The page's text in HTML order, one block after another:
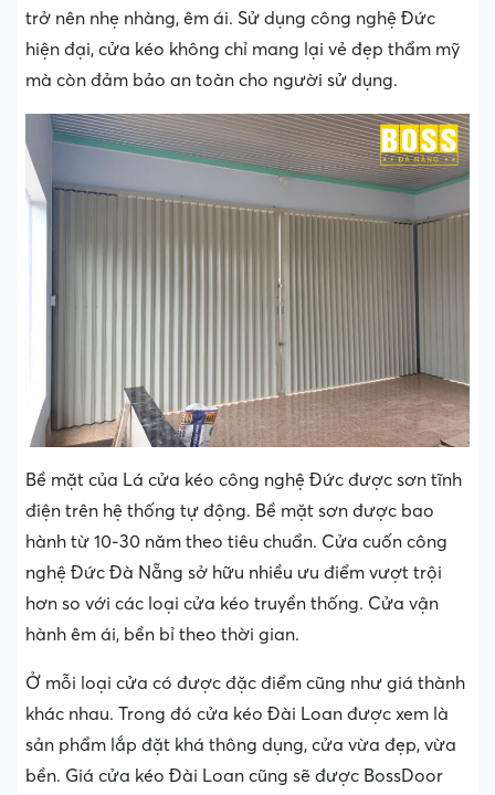
trở nên nhẹ nhàng, êm ái. Sử dụng công nghệ Đức
hiện đại, cửa kéo không chỉ mang lại vẻ đẹp thẩm mỹ
mà còn đảm bảo an toàn cho người sử dụng.
Bề mặt của Lá cửa kéo công nghệ Đức được sơn tĩnh
điện trên hệ thống tự động. Bề mặt sơn được bao
hành từ 10-30 năm theo tiêu chuẩn. Cửa cuốn công
nghệ Đức Đà Nẵng sở hữu nhiều ưu điểm vượt trội
hơn so với các loại cửa kéo truyền thống. Cửa vận
hành êm ái, bền bỉ theo thời gian.
Ở mỗi loại cửa có được đặc điểm cũng như giá thành
khác nhau. Trong đó cửa kéo Đài Loan được xem là
sản phẩm lắp đặt khá thông dụng, cửa vừa đẹp, vừa
bền. Giá cửa kéo Đài Loan cũng sẽ được BossDoor